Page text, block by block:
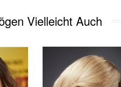
Vielleicht Auch